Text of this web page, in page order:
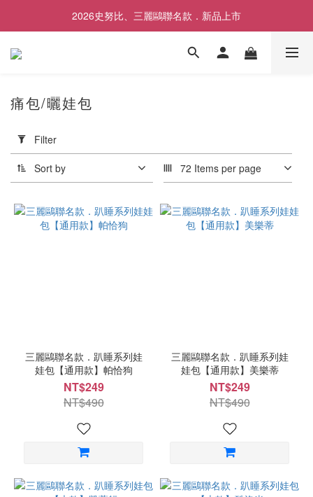
歡慶SNOOPY生日❤限時1件免運
2026史努比、三麗鷗聯名款．新品上市
歡慶SNOOPY生日❤限時1件免運
Filter
(0/20)
Range
(NT$)
痛包/曬娃包
Filter
Sort by 72 Items per page
三麗鷗聯名款．趴睡系列娃
娃包【通用款】帕恰狗
NT$249
NT$490
三麗鷗聯名款．趴睡系列娃
娃包【通用款】美樂蒂
NT$249
NT$490